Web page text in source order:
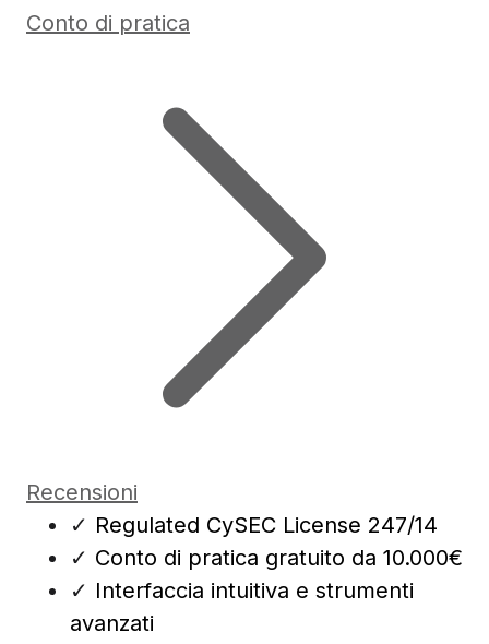
Conto di pratica
Recensioni
✓ Regulated CySEC License 247/14
✓ Conto di pratica gratuito da 10.000€
✓ Interfaccia intuitiva e strumenti
avanzati